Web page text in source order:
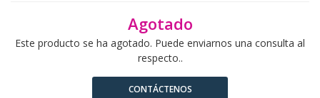
Agotado
Este producto se ha agotado. Puede enviarnos una consulta al
respecto..
CONTÁCTENOS